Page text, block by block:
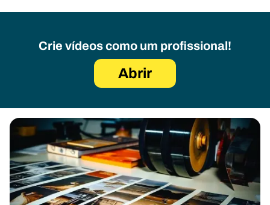
Crie vídeos como um profissional!
Abrir